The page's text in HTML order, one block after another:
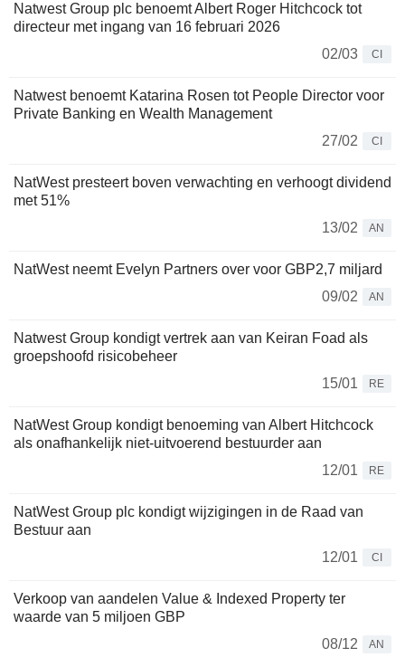
Natwest Group plc benoemt Albert Roger Hitchcock tot
directeur met ingang van 16 februari 2026
02/03
CI
Natwest benoemt Katarina Rosen tot People Director voor
Private Banking en Wealth Management
27/02
CI
NatWest presteert boven verwachting en verhoogt dividend
met 51%
13/02
AN
NatWest neemt Evelyn Partners over voor GBP2,7 miljard
09/02
AN
Natwest Group kondigt vertrek aan van Keiran Foad als
groepshoofd risicobeheer
15/01
RE
NatWest Group kondigt benoeming van Albert Hitchcock
als onafhankelijk niet-uitvoerend bestuurder aan
12/01
RE
NatWest Group plc kondigt wijzigingen in de Raad van
Bestuur aan
12/01
CI
Verkoop van aandelen Value & Indexed Property ter
waarde van 5 miljoen GBP
08/12
AN